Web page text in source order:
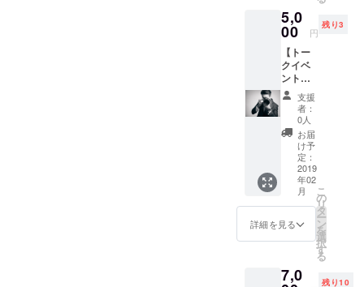
め方」1
冊プレ
ゼント
(1500円
相当) ・
イベン
トオリ
ジナル
ステッ
カー ※
当日手
渡しで
お渡し
いたし
ます。
5,0
00 円
残り3
【トー
クイベ
ント公
式カメ
ラマ
ン】 講
演会の
際に
ジョー
ブログ
公式カ
メラマ
ンとし
て参加
するこ
とがで
利で
支援
者：
0人
お届
け予
定：
2019
年02
月
詳細を見る
こ
の
リ
タ
ー
ン
を
選
択
す
る
7,0 残り10